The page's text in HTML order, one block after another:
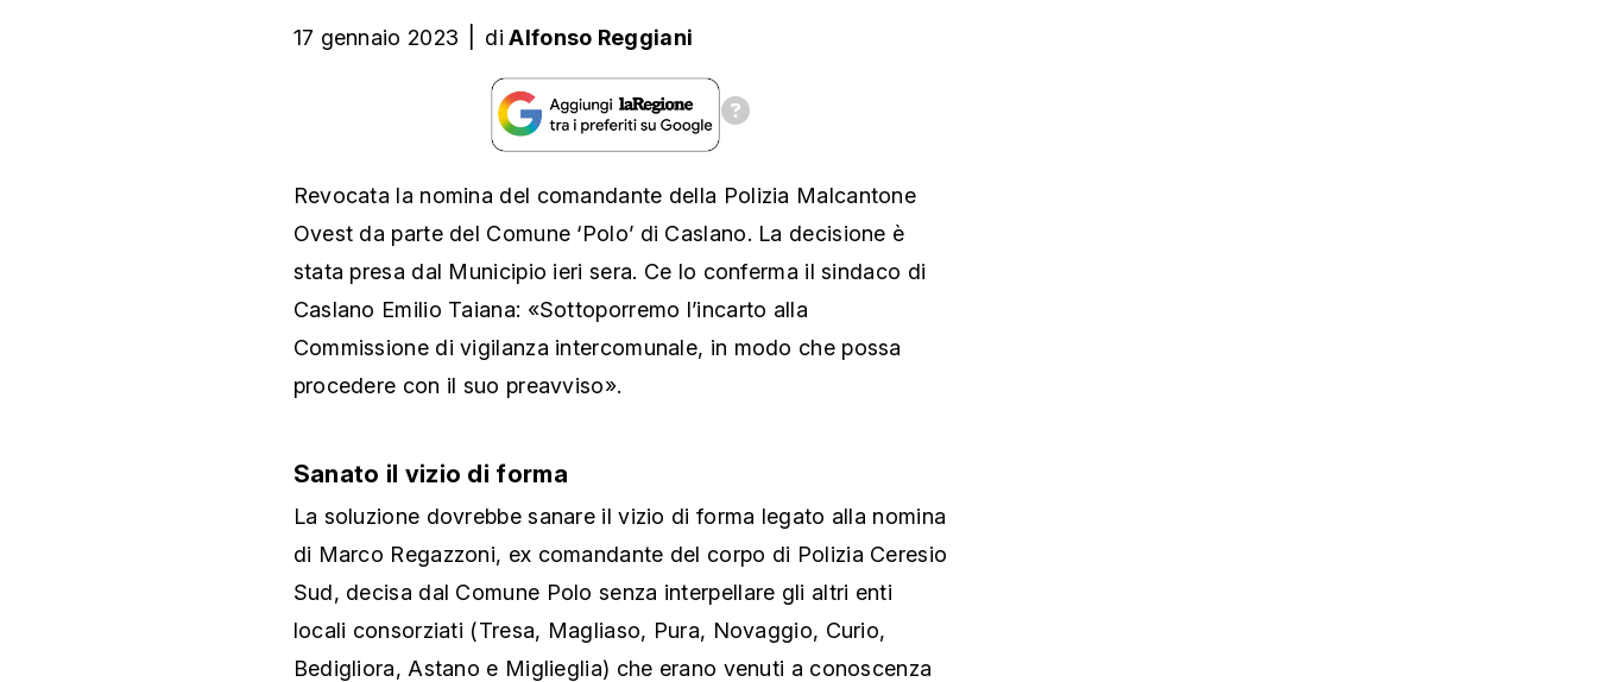
17 gennaio 2023 di Alfonso Reggiani
Revocata la nomina del comandante della Polizia Malcantone
Ovest da parte del Comune ‘Polo’ di Caslano. La decisione è
stata presa dal Municipio ieri sera. Ce lo conferma il sindaco di
Caslano Emilio Taiana: «Sottoporremo l’incarto alla
Commissione di vigilanza intercomunale, in modo che possa
procedere con il suo preavviso».
Sanato il vizio di forma
La soluzione dovrebbe sanare il vizio di forma legato alla nomina
di Marco Regazzoni, ex comandante del corpo di Polizia Ceresio
Sud, decisa dal Comune Polo senza interpellare gli altri enti
locali consorziati (Tresa, Magliaso, Pura, Novaggio, Curio,
Bedigliora, Astano e Miglieglia) che erano venuti a conoscenza